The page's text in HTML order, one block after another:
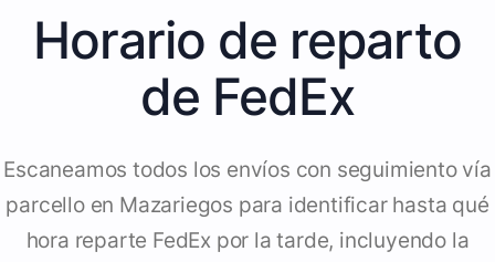
Horario de reparto
de FedEx
Escaneamos todos los envíos con seguimiento vía
parcello en Mazariegos para identificar hasta qué
hora reparte FedEx por la tarde, incluyendo la